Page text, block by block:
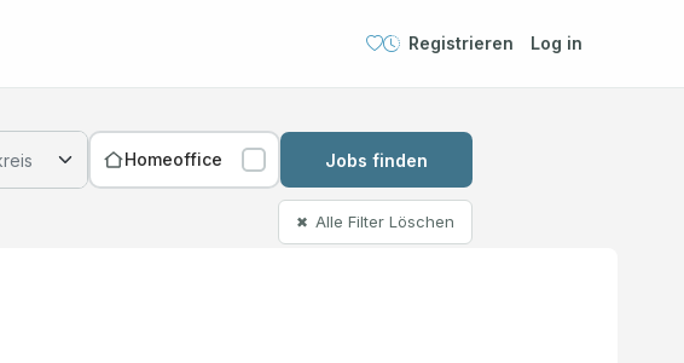
Registrieren Log in
Homeoffice Jobs finden
✖ Alle Filter Löschen